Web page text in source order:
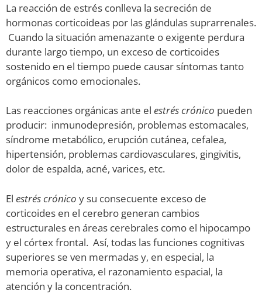
La reacción de estrés conlleva la secreción de
hormonas corticoideas por las glándulas suprarrenales.
Cuando la situación amenazante o exigente perdura
durante largo tiempo, un exceso de corticoides
sostenido en el tiempo puede causar síntomas tanto
orgánicos como emocionales.
Las reacciones orgánicas ante el estrés crónico pueden
producir: inmunodepresión, problemas estomacales,
síndrome metabólico, erupción cutánea, cefalea,
hipertensión, problemas cardiovasculares, gingivitis,
dolor de espalda, acné, varices, etc.
El estrés crónico y su consecuente exceso de
corticoides en el cerebro generan cambios
estructurales en áreas cerebrales como el hipocampo
y el córtex frontal. Así, todas las funciones cognitivas
superiores se ven mermadas y, en especial, la
memoria operativa, el razonamiento espacial, la
atención y la concentración.